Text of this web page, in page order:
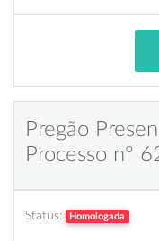
Pregão
Processo nº
Status: Homologada